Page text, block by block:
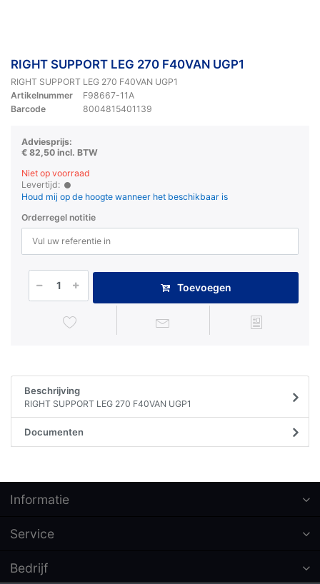
RIGHT SUPPORT LEG 270 F40VAN UGP1
RIGHT SUPPORT LEG 270 F40VAN UGP1
Artikelnummer
F98667-11A
Barcode
8004815401139
Adviesprijs:
€ 82,50 incl. BTW
Niet op voorraad
Levertijd:
Houd mij op de hoogte wanneer het beschikbaar is
Orderregel notitie
Toevoegen
Beschrijving
RIGHT SUPPORT LEG 270 F40VAN UGP1
Documenten
Informatie
Service
Bedrijf